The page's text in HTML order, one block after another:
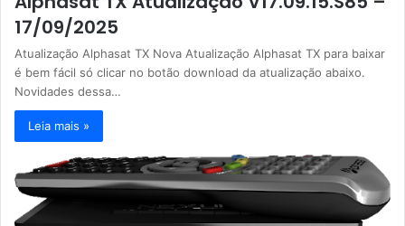
17/09/2025
Atualização Alphasat TX Nova Atualização Alphasat TX para baixar
é bem fácil só clicar no botão download da atualização abaixo.
Novidades dessa…
Leia mais »